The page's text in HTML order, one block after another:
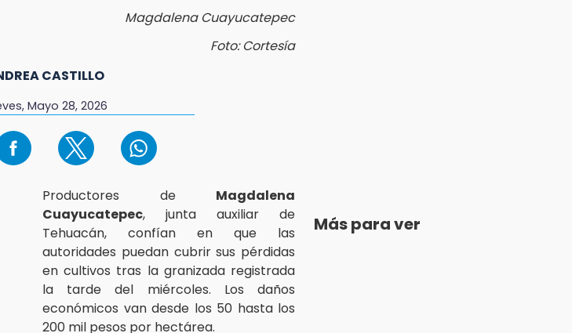
Magdalena Cuayucatepec
Foto: Cortesía
CASTILLO
Mayo 28, 2026
Productores de Magdalena
Cuayucatepec, junta auxiliar de
Tehuacán, confían en que las
autoridades puedan cubrir sus pérdidas
en cultivos tras la granizada registrada
la tarde del miércoles. Los daños
económicos van desde los 50 hasta los
200 mil pesos por hectárea.
Más para ver